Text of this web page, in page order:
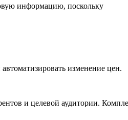
информацию, поскольку
изменение цен.
и целевой аудитории.